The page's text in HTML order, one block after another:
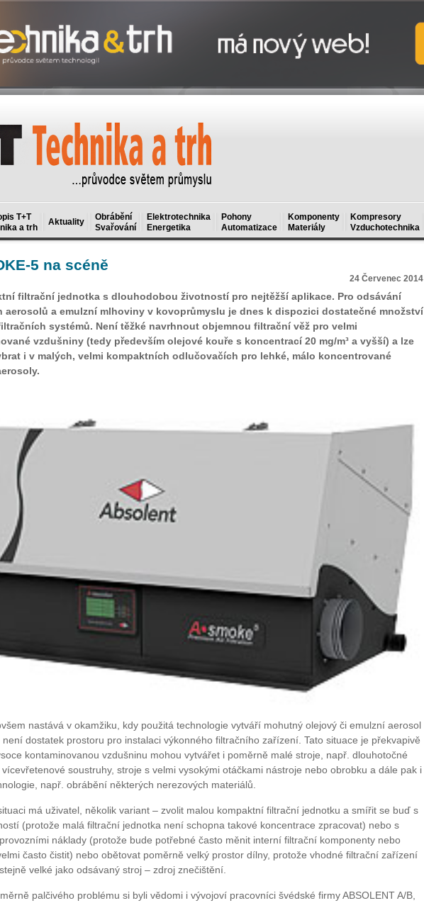
T+T
a trh
Aktuality
Obrábění
Svařování
Elektrotechnika
Energetika
Pohony
Automatizace
Komponenty
Materiály
Kompresory
Vzduchotechnika
5 na scéně
24 Červenec 2014
filtrační jednotka s dlouhodobou životností pro nejtěžší aplikace. Pro odsávání
aerosolů a emulzní mlhoviny v kovoprůmyslu je dnes k dispozici dostatečné množství
systémů. Není těžké navrhnout objemnou filtrační věž pro velmi
vzdušniny (tedy především olejové kouře s koncentrací 20 mg/m³ a vyšší) a lze
i v malých, velmi kompaktních odlučovačích pro lehké, málo koncentrované
nastává v okamžiku, kdy použitá technologie vytváří mohutný olejový či emulzní aerosol
dostatek prostoru pro instalaci výkonného filtračního zařízení. Tato situace je překvapivě
kontaminovanou vzdušninu mohou vytvářet i poměrně malé stroje, např. dlouhotočné
soustruhy, stroje s velmi vysokými otáčkami nástroje nebo obrobku a dále pak i
např. obrábění některých nerezových materiálů.
má uživatel, několik variant – zvolit malou kompaktní filtrační jednotku a smířit se buď s
(protože malá filtrační jednotka není schopna takové koncentrace zpracovat) nebo s
náklady (protože bude potřebné často měnit interní filtrační komponenty nebo
často čistit) nebo obětovat poměrně velký prostor dílny, protože vhodné filtrační zařízení
velké jako odsávaný stroj – zdroj znečištění.
palčivého problému si byli vědomi i vývojoví pracovníci švédské firmy ABSOLENT A/B,